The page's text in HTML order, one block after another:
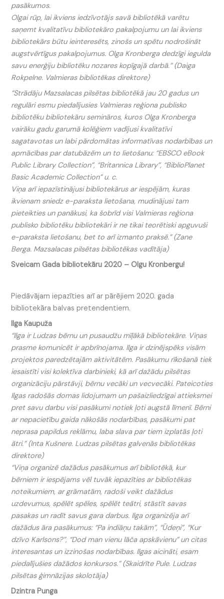
pasākumos.
Olgai rūp, lai ikviens iedzīvotājs savā bibliotēkā varētu
saņemt kvalitatīvu bibliotekāro pakalpojumu un lai ikviens
bibliotekārs būtu ieinteresēts, zinošs un spētu nodrošināt
augstvērtīgus pakalpojumus. Olga Kronberga dedzīgi iegulda
savu enerģiju bibliotēku nozares kopīgajā darbā.” (Daiga
Rokpelne. Valmieras bibliotēkas direktore)
“Strādāju Mazsalacas pilsētas bibliotēkā jau 20 gadus un
regulāri esmu piedalījusies Valmieras reģiona publisko
bibliotēku bibliotekāru semināros, kuros Olga Kronberga
vairāku gadu garumā kolēģiem vadījusi kvalitatīvi
sagatavotas un labi pārdomātas informatīvas nodarbības un
apmācības par datubāzēm un to lietošanu: “EBSCO eBook
Public Library Collection”, “Britannica Library”, “BiblioPlanet
Basic Academic Collection” u. c.
Viņa arī iepazīstinājusi bibliotekārus ar iespējām, kuras
ikvienam sniedz e-paraksta lietošana, mudinājusi tam
pieteikties un panākusi, ka šobrīd visi Valmieras reģiona
publisko bibliotēku bibliotekāri ir ne tikai teorētiski apguvuši
e-paraksta lietošanu, bet to arī izmanto praksē.” (Zane
Berga. Mazsalacas pilsētas bibliotēkas vadītāja)
Sveicam Gada bibliotekāru 2020 – Olgu Kronbergu!
Piedāvājam iepazīties arī ar pārējiem 2020. gada
bibliotekāra balvas pretendentiem.
Ilga Kaupuža
“Ilga ir Ludzas bērnu un pusaudžu mīļākā bibliotekāre. Viņas
prasme komunicēt ir apbrīnojama. Ilga ir dzinējspēks visām
projektos paredzētajām aktivitātēm. Pasākumu rīkošanā tiek
iesaistīti visi kolektīva darbinieki, kā arī dažādu pilsētas
organizāciju pārstāvji, bērnu vecāki un vecvecāki. Pateicoties
Ilgas radošās domas lidojumam un pašaizliedzīgai attieksmei
pret savu darbu visi pasākumi notiek ļoti augstā līmenī. Bērni
ar nepacietību gaida nākošās nodarbības, pasākumi pat
neprasa papildus reklāmu, laba slava par tiem izplatās ļoti
ātri.” (Inta Kušnere. Ludzas pilsētas galvenās bibliotēkas
direktore)
“Viņa organizē dažādus pasākumus arī bibliotēkā, kur
bērniem ir iespējams vēl tuvāk iepazīties ar bibliotēkas
noteikumiem, ar grāmatām, radoši veikt dažādus
uzdevumus, spēlēt spēles, spēlēt teātri, stāstīt savas
pasakas un radīt savus gara darbus. Ilga organizēja arī
dažādus āra pasākumus: “Pa indiāņu takām”, “Ūdeņi”, “Kur
dzīvo Karlsons?”, “Dod man vienu lāča apskāvienu” un citas
interesantas un izzinošas nodarbības. Ilgas aicināti, esam
piedalījušies dažādos konkursos.” (Skaidrīte Pule. Ludzas
pilsētas ģimnāzijas skolotāja)
Dzintra Punga